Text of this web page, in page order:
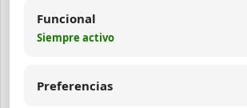
m
grabación
automática
Seguridad
Funcional
Siempre activo
Preferencias